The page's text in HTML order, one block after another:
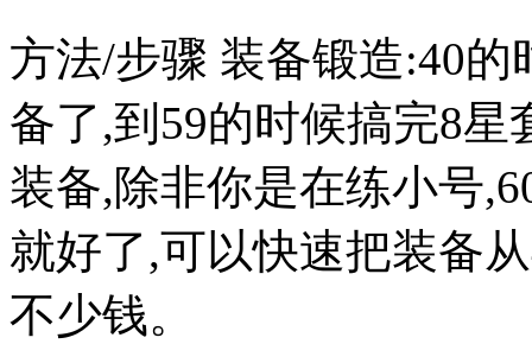
方法/步骤 装备锻造:40
备了,到59的时候搞完8
装备,除非你是在练小号
就好了,可以快速把装备
不少钱。